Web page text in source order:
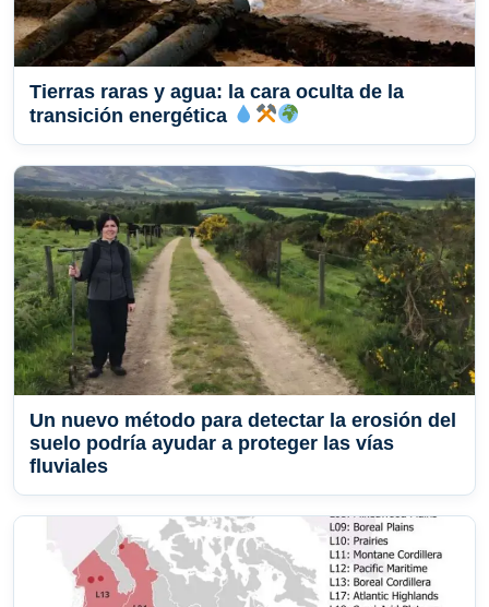
Tierras raras y agua: la cara oculta de la
transición energética
Un nuevo método para detectar la erosión del
suelo podría ayudar a proteger las vías
fluviales